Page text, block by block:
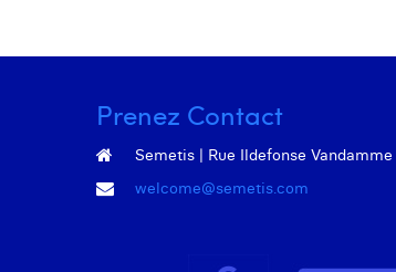
Prenez Contact
Semetis | Rue Ildefonse
welcome@semetis.com